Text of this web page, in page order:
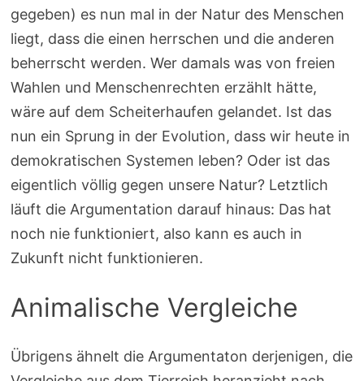
gegeben) es nun mal in der Natur des Menschen
liegt, dass die einen herrschen und die anderen
beherrscht werden. Wer damals was von freien
Wahlen und Menschenrechten erzählt hätte,
wäre auf dem Scheiterhaufen gelandet. Ist das
nun ein Sprung in der Evolution, dass wir heute in
demokratischen Systemen leben? Oder ist das
eigentlich völlig gegen unsere Natur? Letztlich
läuft die Argumentation darauf hinaus: Das hat
noch nie funktioniert, also kann es auch in
Zukunft nicht funktionieren.
Animalische Vergleiche
Übrigens ähnelt die Argumentaton derjenigen, die